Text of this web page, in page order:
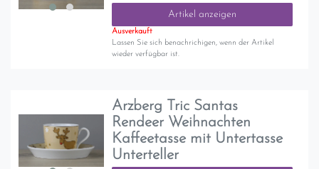
Artikel anzeigen
Ausverkauft
Lassen Sie sich benachrichigen, wenn der Artikel
wieder verfügbar ist.
Arzberg Tric Santas
Rendeer Weihnachten
Kaffeetasse mit Untertasse
Unterteller